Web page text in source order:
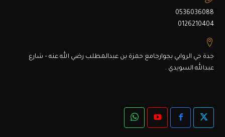
0536036088
0126210404
جدة حي الروابي بجوارجامع حمزة بن عبدالمطلب رضي الله عنه – شارع
عبدالله السويدي .